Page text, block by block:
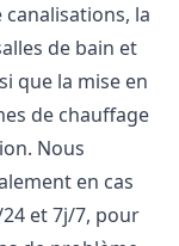
la
de bain et
que la mise en
de chauffage
Nous
en cas
et 7j/7, pour